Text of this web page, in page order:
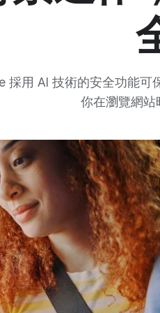
採用 AI 技術的安全功能可
你在瀏覽網站